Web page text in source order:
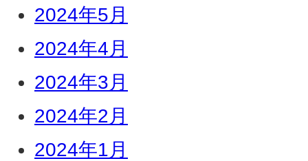
2024年5月
2024年4月
2024年3月
2024年2月
2024年1月